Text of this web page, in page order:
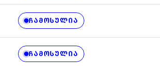
ᲩᲐᲛᲝᲡᲣᲚᲘᲐ
ᲩᲐᲛᲝᲡᲣᲚᲘᲐ